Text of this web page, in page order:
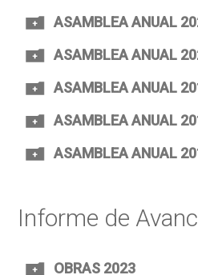
ASAMBLEA ANUAL
ASAMBLEA ANUAL
ASAMBLEA ANUAL
ASAMBLEA ANUAL
ASAMBLEA ANUAL
Informe de
OBRAS 2023